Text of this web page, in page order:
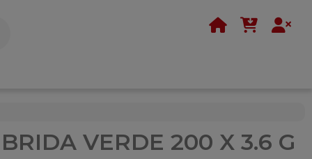
BRIDA VERDE 200 X 3.6 G